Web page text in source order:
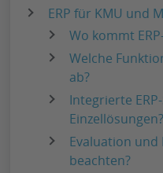
ERP für KMU und
Wo kommt
Welche
ab?
Integrierte
Einzellösungen?
Evaluation und
beachten?